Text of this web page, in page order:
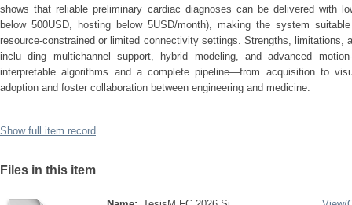
shows that reliable preliminary cardiac diagnoses can be delivered with
below 500USD, hosting below 5USD/month), making the system
resource-constrained or limited connectivity settings. Strengths, limitations,
inclu ding multichannel support, hybrid modeling, and advanced
interpretable algorithms and a complete pipeline—from acquisition to
adoption and foster collaboration between engineering and medicine.
Show full item record
Files in this item